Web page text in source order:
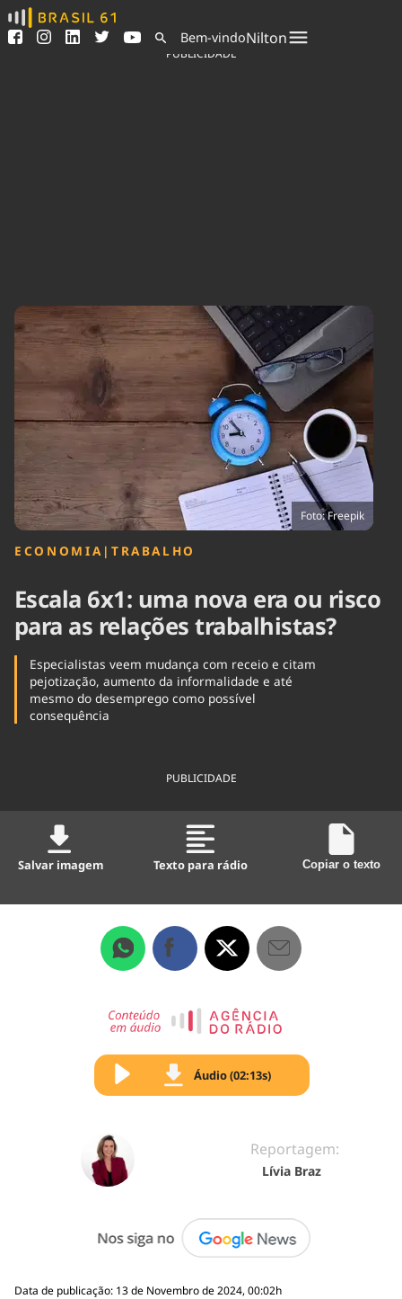
Ver todas as notícias
Podcasts
Indicadores
Agronegócios
Brasil
Brasil Mineral
Ciência &
Cinema
Comportamento
Cultura
Economia
Educação
Infraestrutura
Internacional
Meio Ambiente
Podcast
Política
Saúde
Tempo
Bem-vindoNilton
PUBLICIDADE
Foto: Freepik
ECONOMIA | TRABALHO
Escala 6x1: uma nova era ou risco
para as relações trabalhistas?
Especialistas veem mudança com receio e citam
pejotização, aumento da informalidade e até
mesmo do desemprego como possível
consequência
PUBLICIDADE
Salvar imagem Texto para rádio Copiar o texto
Áudio (02:13s)
Reportagem:
Lívia Braz
Data de publicação: 13 de Novembro de 2024, 00:02h